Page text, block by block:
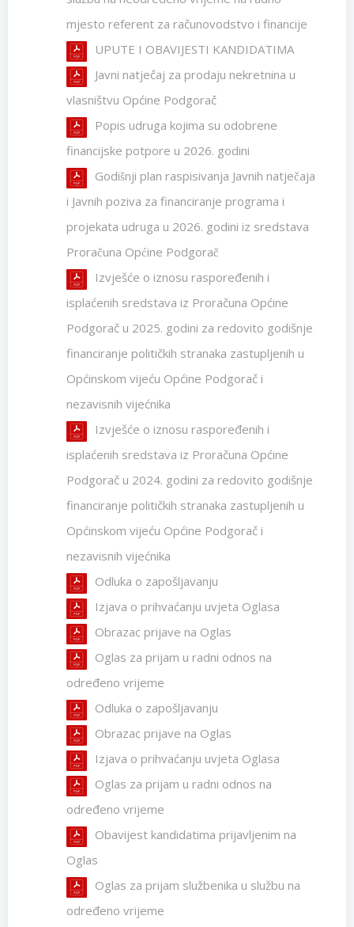
mjesto referent za računovodstvo i financije
UPUTE I OBAVIJESTI KANDIDATIMA
Javni natječaj za prodaju nekretnina u
vlasništvu Općine Podgorač
Popis udruga kojima su odobrene
financijske potpore u 2026. godini
Godišnji plan raspisivanja Javnih natječaja
i Javnih poziva za financiranje programa i
projekata udruga u 2026. godini iz sredstava
Proračuna Općine Podgorač
Izvješće o iznosu raspoređenih i
isplaćenih sredstava iz Proračuna Općine
Podgorač u 2025. godini za redovito godišnje
financiranje političkih stranaka zastupljenih u
Općinskom vijeću Općine Podgorač i
nezavisnih vijećnika
Izvješće o iznosu raspoređenih i
isplaćenih sredstava iz Proračuna Općine
Podgorač u 2024. godini za redovito godišnje
financiranje političkih stranaka zastupljenih u
Općinskom vijeću Općine Podgorač i
nezavisnih vijećnika
Odluka o zapošljavanju
Izjava o prihvaćanju uvjeta Oglasa
Obrazac prijave na Oglas
Oglas za prijam u radni odnos na
određeno vrijeme
Odluka o zapošljavanju
Obrazac prijave na Oglas
Izjava o prihvaćanju uvjeta Oglasa
Oglas za prijam u radni odnos na
određeno vrijeme
Obavijest kandidatima prijavljenim na
Oglas
Oglas za prijam službenika u službu na
određeno vrijeme